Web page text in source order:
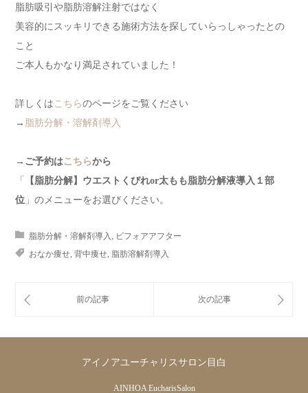
脂肪吸引や脂肪溶解注射ではなく
美容的にスッキリできる施術方法を探していらっしゃったとの
こと
ご本人もかなり満足されていました！
詳しくは こちらのページをご覧ください
→ 脂肪分解・溶解剤導入
→ ご予約はこちらから
「
【脂肪分解】ウエストくびれor太もも脂肪分解液導入１部
位 」のメニューをお選びください。
脂肪分解・溶解剤導入, ビフォアアフター
おなか痩せ, 背中痩せ, 脂肪溶解剤導入
アイノアユーチャリスサロン目白
AINHOA EucharisSalon